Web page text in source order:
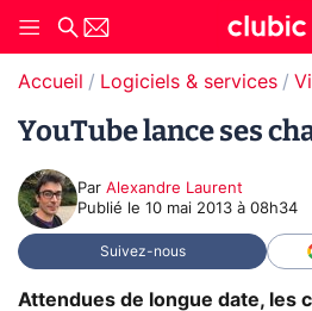
Accueil Logiciels & services
YouTube lance ses
Par Alexandre Laurent
Publié le 10 mai 2013 à 08h34
Suivez-nous
Attendues de longue date, les